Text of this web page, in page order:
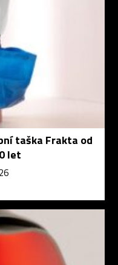
taška Frakta od
let